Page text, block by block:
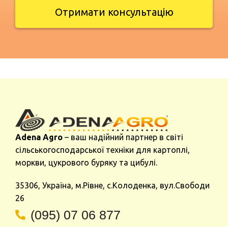
Отримати консультацію
Adena Agro – ваш надійний партнер в світі
сільськогосподарської техніки для картоплі,
моркви, цукрового буряку та цибулі.
35306, Україна, м.Рівне, с.Колоденка, вул.Свободи
26
(095) 07 06 877